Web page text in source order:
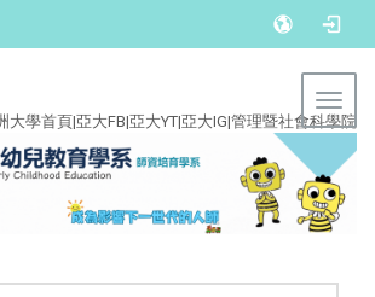
大學首頁|亞大FB|亞大YT|亞大IG|管理暨社會科學院